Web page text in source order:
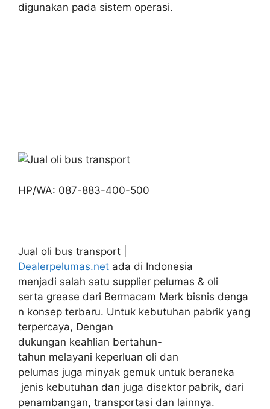
digunakan pada sistem operasi.
HP/WA: 087-883-400-500
Jual oli bus transport |
Dealerpelumas.net ada di Indonesia
menjadi salah satu supplier pelumas & oli
serta grease dari Bermacam Merk bisnis denga
n konsep terbaru. Untuk kebutuhan pabrik yang
terpercaya, Dengan
dukungan keahlian bertahun-
tahun melayani keperluan oli dan
pelumas juga minyak gemuk untuk beraneka
jenis kebutuhan dan juga disektor pabrik, dari
penambangan, transportasi dan lainnya.